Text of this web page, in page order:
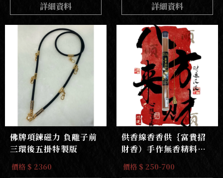
詳細資料 詳細資料
佛牌項鍊磁力 負離子前
三環後五掛特製版
價格 $ 2360
供香線香香供｛富貴招
財香）手作無香精料野
生老山檀香線香
價格 $ 250-700